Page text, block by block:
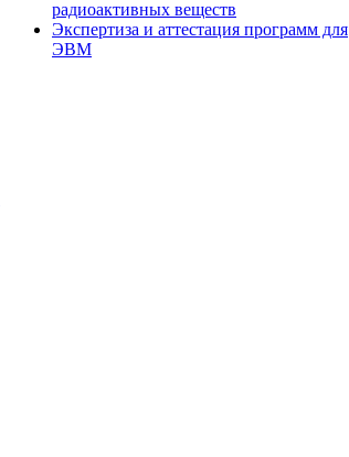
радиоактивных веществ
Экспертиза и аттестация программ для
ЭВМ